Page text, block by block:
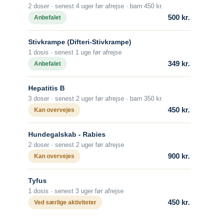
Hvilke vacciner er anbefalet?
Søg og find anbefalinger
Søg efter destination
Tanzania
Thailand
Søg og find anbefalinger
Man kan vaccineres før afrejse (2 doser),
men i alle tilfælde skal man søge akut
lægehjælp, hvis man bides af et lokalt
pattedyr, uanset dyrets adfærd.
Hvornår skal man vaccineres?
uger før afrejse.
Antal doser
Der gives en grundvaccination bestående
af 1 vaccine dag 0 og 1 vaccine dag 7.
Alder
Fra fødslen.
Efter grundvaccination med 2 doser skal
der ikke gives revaccination.
Revaccination anbefales kun til personer
2 doser · senest 4 uger før afrejse · barn 450 kr.
Anbefalet
500 kr.
Stivkrampe (Difteri-Stivkrampe)
1 dosis · senest 1 uge før afrejse
Anbefalet
349 kr.
Hepatitis B
3 doser · senest 2 uger før afrejse · barn 350 kr.
Kan overvejes
450 kr.
Hundegalskab - Rabies
2 doser · senest 2 uger før afrejse
Kan overvejes
900 kr.
Tyfus
1 dosis · senest 3 uger før afrejse
Ved særlige aktiviteter
450 kr.